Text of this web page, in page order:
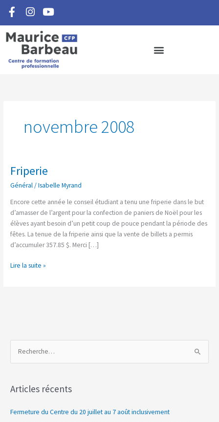
contenu
F
a
c
e
b
o
I
n
s
t
a
g
r
Y
o
u
t
u
b
e
novembre 2008
Friperie
Général/Isabelle Myrand
Encore cette année le conseil étudiant a tenu une friperie dans le but
d’amasser de l’argent pour la confection de paniers de Noël pour les
élèves ayant besoin d’un petit coup de pouce pendant la période des
fêtes. La tenue de la friperie ainsi que la vente de billets a permis
d’accumuler 357.85 $. Merci […]
Friperie
Lire la suite »
h
Articles récents
Fermeture du Centre du 20 juillet au 7 août inclusivement